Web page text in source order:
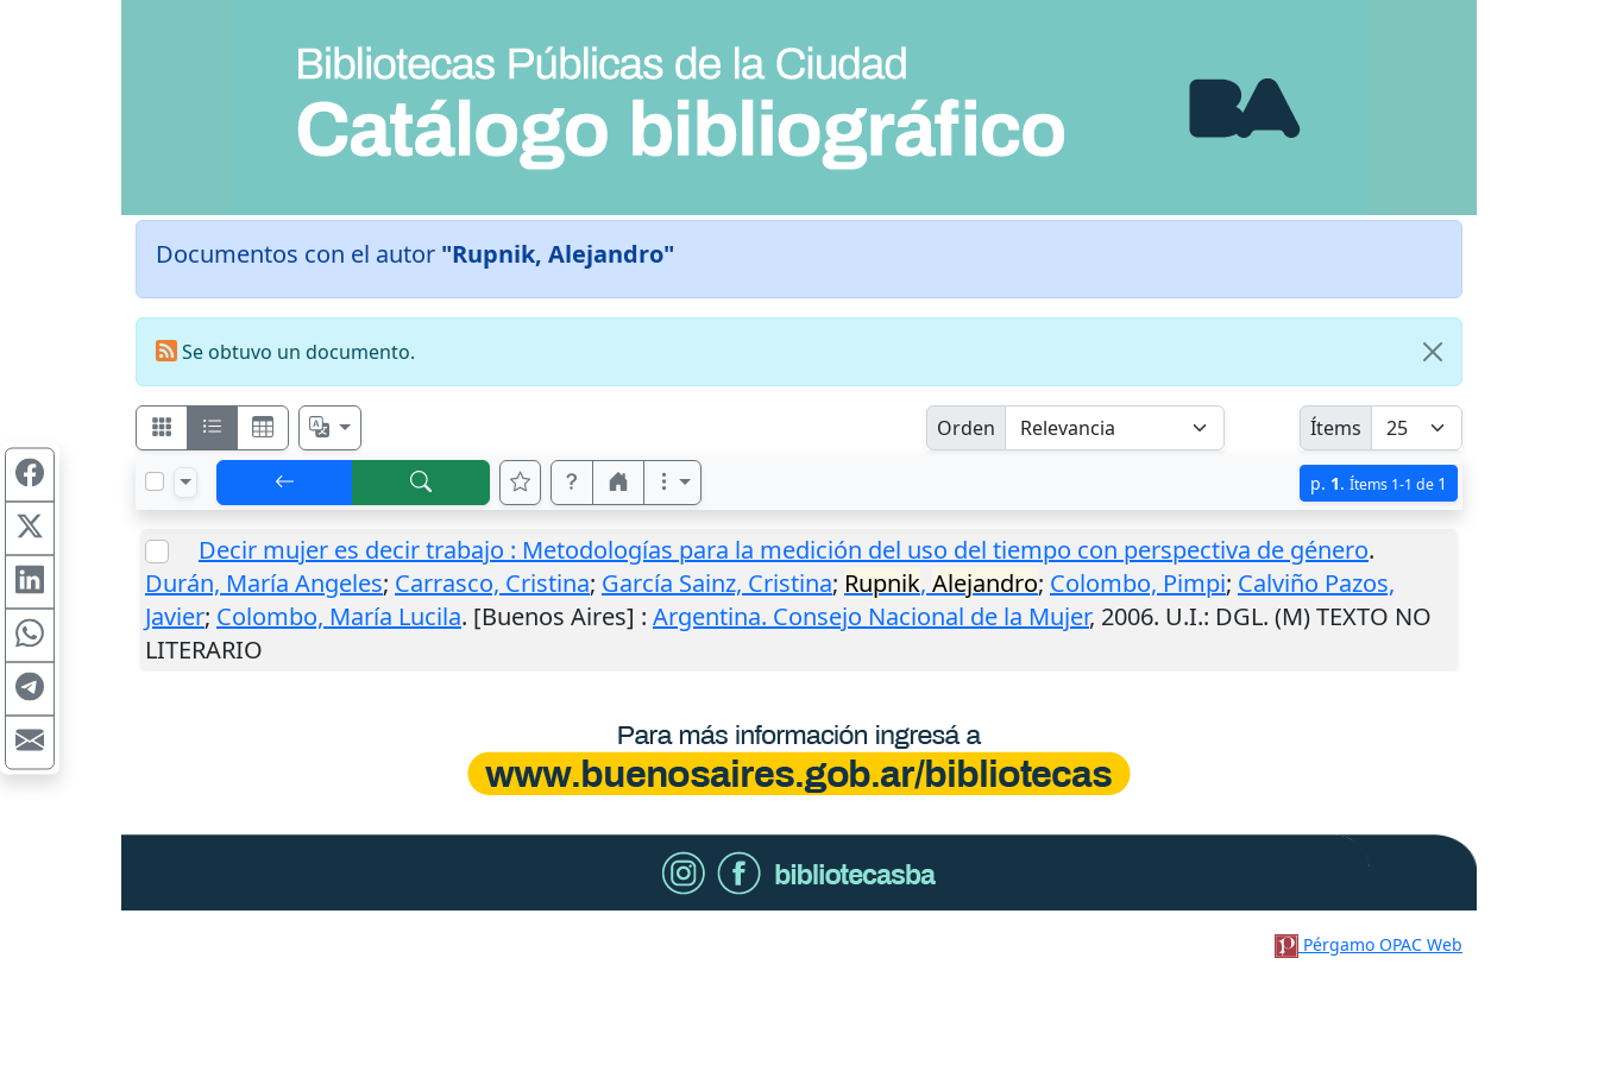
Documentos con el autor "Rupnik, Alejandro"
Se obtuvo un documento.
Orden Ítems
p. 1. Ítems 1-1 de 1
Decir mujer es decir trabajo : Metodologías para la medición del uso del tiempo con perspectiva de género.
Durán, María Angeles; Carrasco, Cristina; García Sainz, Cristina; Rupnik, Alejandro; Colombo, Pimpi; Calviño Pazos,
Javier; Colombo, María Lucila. [Buenos Aires] : Argentina. Consejo Nacional de la Mujer, 2006. U.I.: DGL. (M) TEXTO NO
LITERARIO
Pérgamo OPAC Web